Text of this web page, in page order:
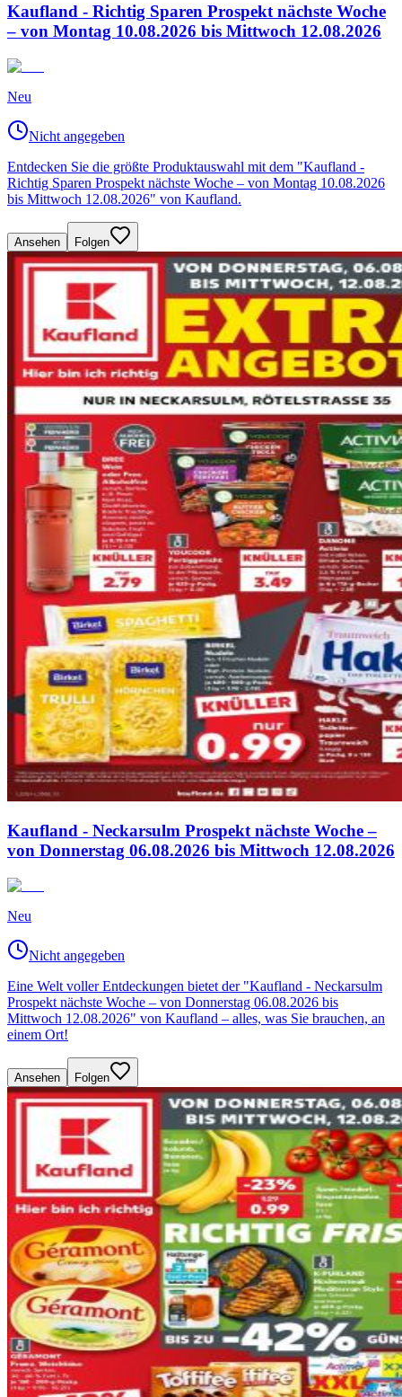
Kaufland - Richtig Sparen Prospekt nächste Woche
– von Montag 10.08.2026 bis Mittwoch 12.08.2026
Neu
Nicht angegeben
Entdecken Sie die größte Produktauswahl mit dem "Kaufland -
Richtig Sparen Prospekt nächste Woche – von Montag 10.08.2026
bis Mittwoch 12.08.2026" von Kaufland.
Ansehen Folgen
Kaufland - Neckarsulm Prospekt nächste Woche –
von Donnerstag 06.08.2026 bis Mittwoch 12.08.2026
Neu
Nicht angegeben
Eine Welt voller Entdeckungen bietet der "Kaufland - Neckarsulm
Prospekt nächste Woche – von Donnerstag 06.08.2026 bis
Mittwoch 12.08.2026" von Kaufland – alles, was Sie brauchen, an
einem Ort!
Ansehen Folgen